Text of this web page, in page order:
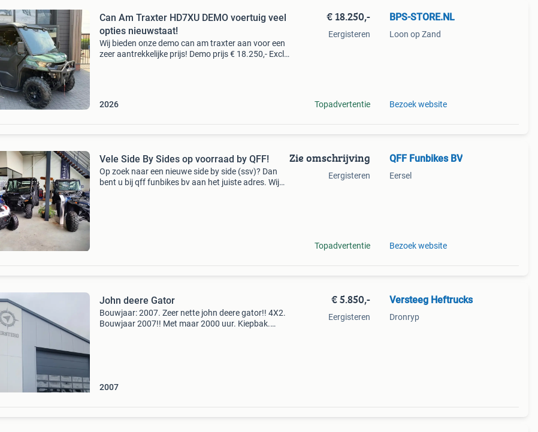
Can Am Traxter HD7XU DEMO voertuig veel
opties nieuwstaat!
Wij bieden onze demo can am traxter aan voor een
zeer aantrekkelijke prijs! Demo prijs € 18.250,- Excl
2026
€ 18.250,-
Eergisteren
Topadvertentie
BPS-STORE.NL
Loon op Zand
Bezoek website
Vele Side By Sides op voorraad by QFF!
Op zoek naar een nieuwe side by side (ssv)? Dan
bent u bij qff funbikes bv aan het juiste adres. Wij
Zie omschrijving
Eergisteren
Topadvertentie
QFF Funbikes BV
Eersel
Bezoek website
John deere Gator
Bouwjaar: 2007. Zeer nette john deere gator!! 4X2.
Bouwjaar 2007!! Met maar 2000 uur. Kiepbak.
2007
€ 5.850,-
Eergisteren
Versteeg Heftrucks
Dronryp